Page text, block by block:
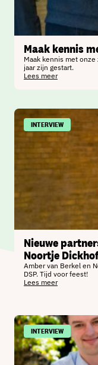
Maak kennis
Maak kennis met onze
jaar zijn gestart.
Lees meer
INTERVIEW
Nieuwe
Noortje
Amber van Berkel en
DSP. Tijd voor feest!
Lees meer
INTERVIEW